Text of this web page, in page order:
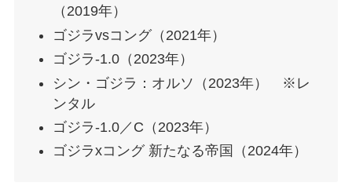
（2019年）
ゴジラvsコング（2021年）
ゴジラ-1.0（2023年）
シン・ゴジラ：オルソ（2023年） ※レ
ンタル
ゴジラ-1.0／C（2023年）
ゴジラxコング 新たなる帝国（2024年）